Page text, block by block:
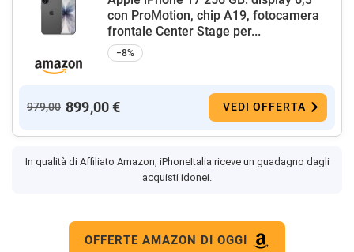
con ProMotion, chip A19, fotocamera
frontale Center Stage per...
−8%
979,00 899,00 € VEDI OFFERTA
In qualità di Affiliato Amazon, iPhoneItalia riceve un guadagno dagli
acquisti idonei.
OFFERTE AMAZON DI OGGI